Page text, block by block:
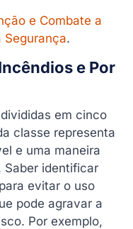
Energizados
Cozinha
Cada Classe de
Classes de
e Combate a
Segurança.
e Por
em cinco
classe representa
e uma maneira
Saber identificar
evitar o uso
pode agravar a
Por exemplo,